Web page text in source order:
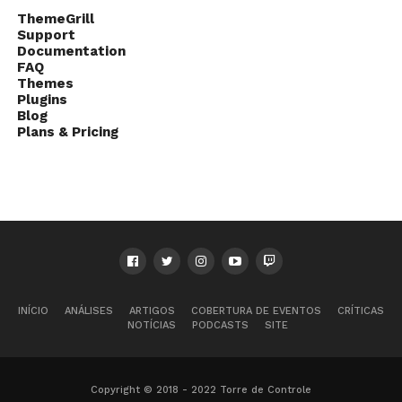
ThemeGrill
Support
Documentation
FAQ
Themes
Plugins
Blog
Plans & Pricing
INÍCIO ANÁLISES ARTIGOS COBERTURA DE EVENTOS
CRÍTICAS
NOTÍCIAS
PODCASTS SITE
Copyright © 2018 - 2022 Torre de Controle